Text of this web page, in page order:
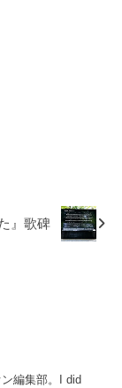
』歌碑
編集部。I did